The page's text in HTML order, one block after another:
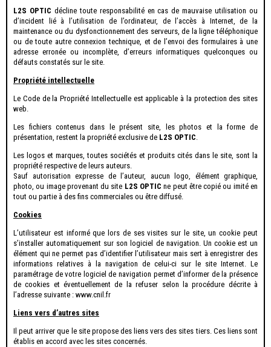
L2S OPTIC décline toute responsabilité en cas de mauvaise utilisation ou
d’incident lié à l’utilisation de l’ordinateur, de l’accès à Internet, de la
maintenance ou du dysfonctionnement des serveurs, de la ligne téléphonique
ou de toute autre connexion technique, et de l’envoi des formulaires à une
adresse erronée ou incomplète, d’erreurs informatiques quelconques ou
défauts constatés sur le site.
Propriété intellectuelle
Le Code de la Propriété Intellectuelle est applicable à la protection des sites
web.
Les fichiers contenus dans le présent site, les photos et la forme de
présentation, restent la propriété exclusive de L2S OPTIC.
Les logos et marques, toutes sociétés et produits cités dans le site, sont la
propriété respective de leurs auteurs.
Sauf autorisation expresse de l’auteur, aucun logo, élément graphique,
photo, ou image provenant du site L2S OPTIC ne peut être copié ou imité en
tout ou partie à des fins commerciales ou être diffusé.
Cookies
L’utilisateur est informé que lors de ses visites sur le site, un cookie peut
s’installer automatiquement sur son logiciel de navigation. Un cookie est un
élément qui ne permet pas d’identifier l’utilisateur mais sert à enregistrer des
informations relatives à la navigation de celui-ci sur le site Internet. Le
paramétrage de votre logiciel de navigation permet d’informer de la présence
de cookies et éventuellement de la refuser selon la procédure décrite à
l’adresse suivante : www.cnil.fr
Liens vers d’autres sites
Il peut arriver que le site propose des liens vers des sites tiers. Ces liens sont
établis en accord avec les sites concernés.